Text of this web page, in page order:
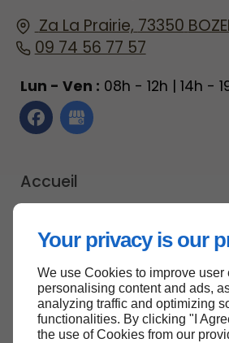
Your privacy is our
We use Cookies to improve user
personalising content and ads,
analyzing traffic and optimizing
functionalities. By clicking "I
the use of Cookies from our
Za La Prairie, 73350
09 74 56 77 57
Lun - Ven : 08h - 12h | 14h -
Accueil
Mentions légales
Plan du site